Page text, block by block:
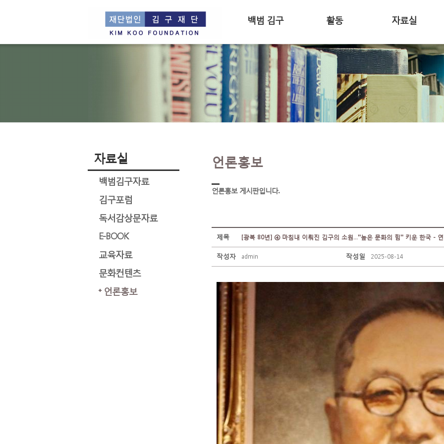
백범 김구 활동 자료실
자료실
백범김구자료
김구포럼
독서감상문자료
E-BOOK
교육자료
문화컨텐츠
언론홍보
언론홍보
언론홍보 게시판입니다.
제목 [광복 80년] ④ 마침내 이뤄진 김구의 소원…''높은 문화의 힘'' 키운 한국 -
작성자 admin 작성일 2025-08-14